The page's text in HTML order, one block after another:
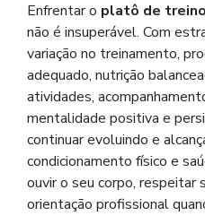
Enfrentar o platô de treino
não é insuperável. Com
variação no treinamento,
adequado, nutrição
atividades,
mentalidade positiva e
continuar evoluindo e
condicionamento físico e
ouvir o seu corpo, respeitar
orientação profissional